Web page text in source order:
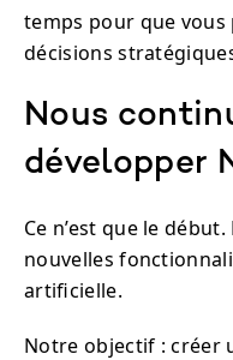
temps pour que vous
décisions
Nous
développer
Ce n’est que le
nouvelles
artificielle.
Notre objectif : créer